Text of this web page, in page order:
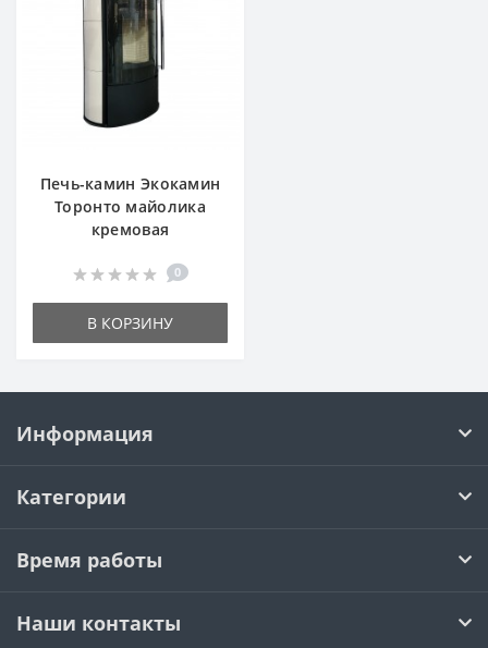
Печь-камин Экокамин
Торонто майолика
кремовая
0
В КОРЗИНУ
Информация
Категории
Время работы
Наши контакты